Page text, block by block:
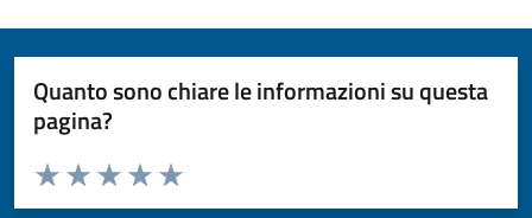
Quanto sono chiare le informazioni su questa
pagina?
Valuta da 1 a 5 stelle la pagina
Valuta 5 stelle su 5
Valuta 4 stelle su 5
Valuta 3 stelle su 5
Valuta 2 stelle su 5
Valuta 1 stelle su 5